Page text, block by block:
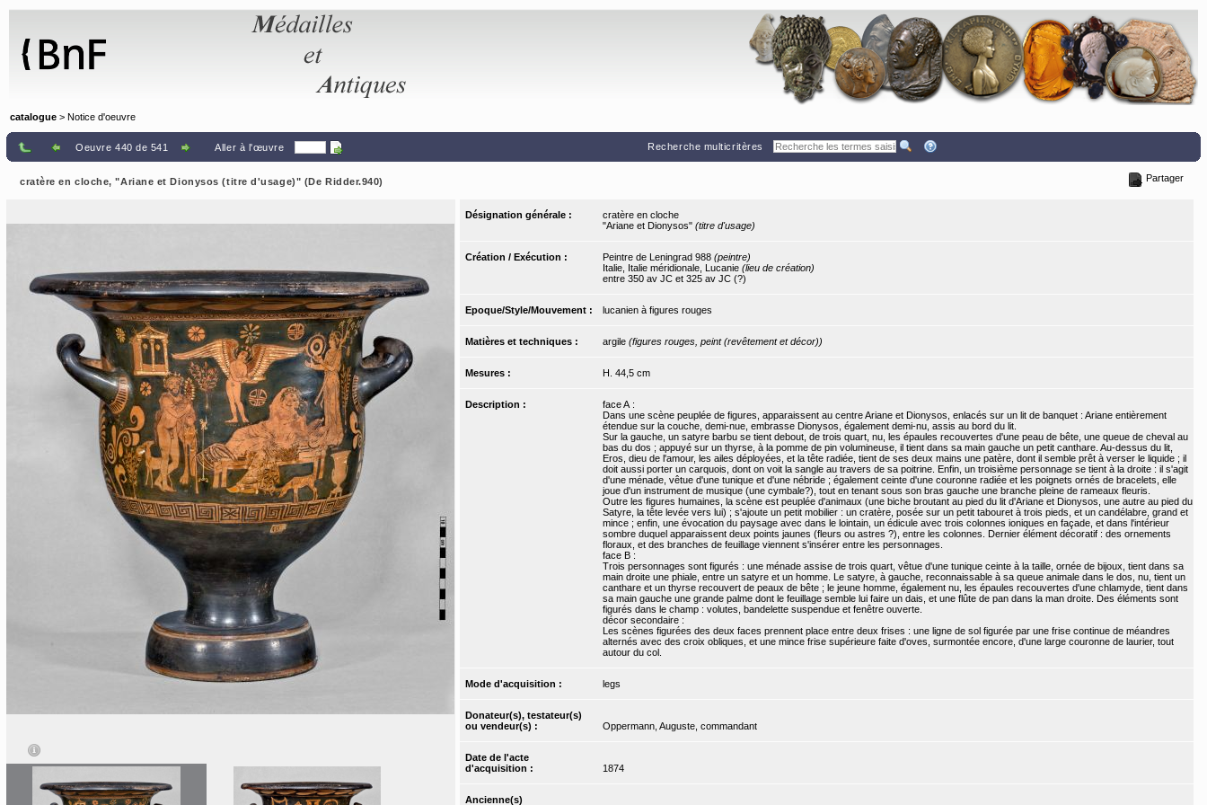
catalogue > Notice d'oeuvre
Oeuvre 440 de 541 Aller à l'œuvre Recherche multicritères
cratère en cloche, "Ariane et Dionysos (titre d'usage)" (De Ridder.940) Partager
Désignation générale :
cratère en cloche
"Ariane et Dionysos" (titre d'usage)
Création / Exécution : Peintre de Leningrad 988 (peintre)
Italie, Italie méridionale, Lucanie (lieu de création)
entre 350 av JC et 325 av JC (?)
Epoque/Style/Mouvement : lucanien à figures rouges
Matières et techniques : argile (figures rouges, peint (revêtement et décor))
Mesures : H. 44,5 cm
Description :
face A :
Dans une scène peuplée de figures, apparaissent au centre Ariane et Dionysos, enlacés sur un lit de banquet : Ariane entièrement
étendue sur la couche, demi-nue, embrasse Dionysos, également demi-nu, assis au bord du lit.
Sur la gauche, un satyre barbu se tient debout, de trois quart, nu, les épaules recouvertes d'une peau de bête, une queue de cheval au
bas du dos ; appuyé sur un thyrse, à la pomme de pin volumineuse, il tient dans sa main gauche un petit canthare. Au-dessus du lit,
Eros, dieu de l'amour, les ailes déployées, et la tête radiée, tient de ses deux mains une patère, dont il semble prêt à verser le liquide ; il
doit aussi porter un carquois, dont on voit la sangle au travers de sa poitrine. Enfin, un troisième personnage se tient à la droite : il s'agit
d'une ménade, vêtue d'une tunique et d'une nébride ; également ceinte d'une couronne radiée et les poignets ornés de bracelets, elle
joue d'un instrument de musique (une cymbale?), tout en tenant sous son bras gauche une branche pleine de rameaux fleuris.
Outre les figures humaines, la scène est peuplée d'animaux (une biche broutant au pied du lit d'Ariane et Dionysos, une autre au pied du
Satyre, la tête levée vers lui) ; s'ajoute un petit mobilier : un cratère, posée sur un petit tabouret à trois pieds, et un candélabre, grand et
mince ; enfin, une évocation du paysage avec dans le lointain, un édicule avec trois colonnes ioniques en façade, et dans l'intérieur
sombre duquel apparaissent deux points jaunes (fleurs ou astres ?), entre les colonnes. Dernier élément décoratif : des ornements
floraux, et des branches de feuillage viennent s'insérer entre les personnages.
face B :
Trois personnages sont figurés : une ménade assise de trois quart, vêtue d'une tunique ceinte à la taille, ornée de bijoux, tient dans sa
main droite une phiale, entre un satyre et un homme. Le satyre, à gauche, reconnaissable à sa queue animale dans le dos, nu, tient un
canthare et un thyrse recouvert de peaux de bête ; le jeune homme, également nu, les épaules recouvertes d'une chlamyde, tient dans
sa main gauche une grande palme dont le feuillage semble lui faire un dais, et une flûte de pan dans la man droite. Des éléments sont
figurés dans le champ : volutes, bandelette suspendue et fenêtre ouverte.
décor secondaire :
Les scènes figurées des deux faces prennent place entre deux frises : une ligne de sol figurée par une frise continue de méandres
alternés avec des croix obliques, et une mince frise supérieure faite d'oves, surmontée encore, d'une large couronne de laurier, tout
autour du col.
Mode d'acquisition : legs
Donateur(s), testateur(s)
ou vendeur(s) :
Oppermann, Auguste, commandant
Date de l'acte
d'acquisition :
1874
Ancienne(s)